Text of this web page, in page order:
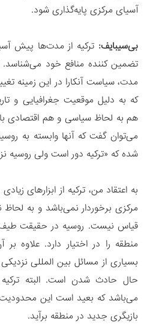
آسیای مرکزی پایه‌گذاری شود.
بی‌سیبایف: ترکیه از مدت‌ها پیش
تضمین کننده منافع خود می‌شناسد.
مدت، سیاست آنکارا در این زمینه
که به دلیل موقعیت جغرافیایی و
هم به لحاظ سیاسی و هم اقتصادی
می‌توان گفت که آنها وابسته به
شده که «ترکیه دور است ولی روسیه
به اعتقاد من، ترکیه از ابزارهای
مرکزی برخوردار نمی‌باشد و به لحاظ
قیاس نیست. روسیه در حقیقت طیف
منطقه را در اختیار دارد. علاوه
بسیاری از مسائل بین المللی
حال حادث شدن است. البته
می‌باشد که بعید است این محدودیت
بازیگری جدید در منطقه برآید.